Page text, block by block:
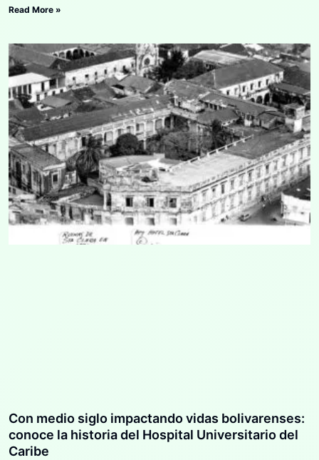
Read More »
Con medio siglo impactando vidas bolivarenses:
conoce la historia del Hospital Universitario del
Caribe